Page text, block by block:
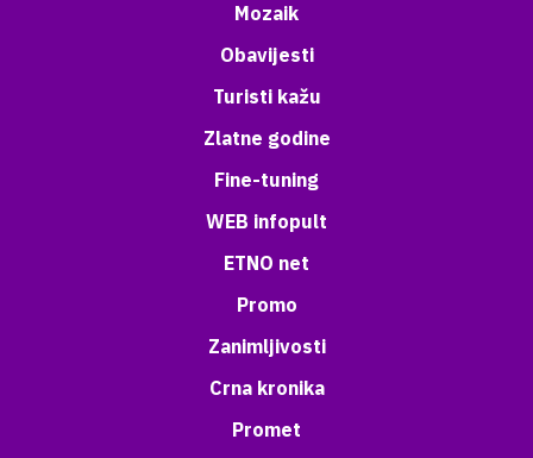
Mozaik
Obavijesti
Turisti kažu
Zlatne godine
Fine-tuning
WEB infopult
ETNO net
Promo
Zanimljivosti
Crna kronika
Promet